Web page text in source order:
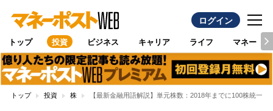
ログイン
トップ 投資 ビジネス キャリア ライフ マネー
トップ 投資 株 【最新金融用語解説】単元株数：2018年までに100株統一へ